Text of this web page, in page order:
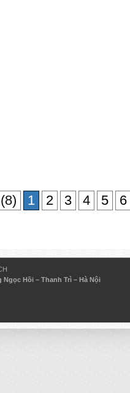
1 2 3 4 5 6
Hồi – Thanh Trì – Hà Nội